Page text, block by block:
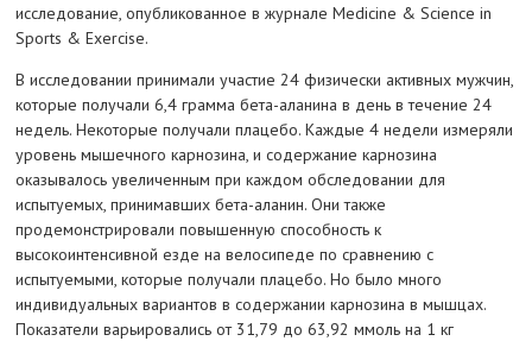
исследование, опубликованное в журнале Medicine & Science in
Sports & Exercise.
В исследовании принимали участие 24 физически активных мужчин,
которые получали 6,4 грамма бета-аланина в день в течение 24
недель. Некоторые получали плацебо. Каждые 4 недели измеряли
уровень мышечного карнозина, и содержание карнозина
оказывалось увеличенным при каждом обследовании для
испытуемых, принимавших бета-аланин. Они также
продемонстрировали повышенную способность к
высокоинтенсивной езде на велосипеде по сравнению с
испытуемыми, которые получали плацебо. Но было много
индивидуальных вариантов в содержании карнозина в мышцах.
Показатели варьировались от 31,79 до 63,92 ммоль на 1 кг